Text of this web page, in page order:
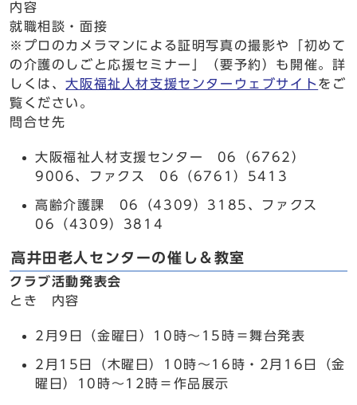
内容
就職相談・面接
※プロのカメラマンによる証明写真の撮影や「初めて
の介護のしごと応援セミナー」（要予約）も開催。詳
しくは、大阪福祉人材支援センターウェブサイト をご
覧ください。
問合せ先
大阪福祉人材支援センター 06（6762）
9006、ファクス 06（6761）5413
高齢介護課 06（4309）3185、ファクス
06（4309）3814
高井田老人センターの催し＆教室
クラブ活動発表会
とき 内容
2月9日（金曜日）10時～15時＝舞台発表
2月15日（木曜日）10時～16時・2月16日（金
曜日）10時～12時＝作品展示